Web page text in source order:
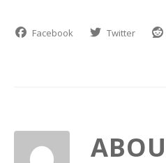
Facebook Twitter